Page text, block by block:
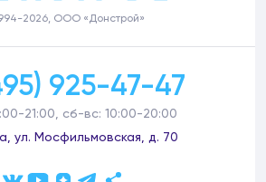
2026, ООО «Донстрой»
925-47-47
21:00, сб-вс: 10:00-20:00
ул. Мосфильмовская, д. 70